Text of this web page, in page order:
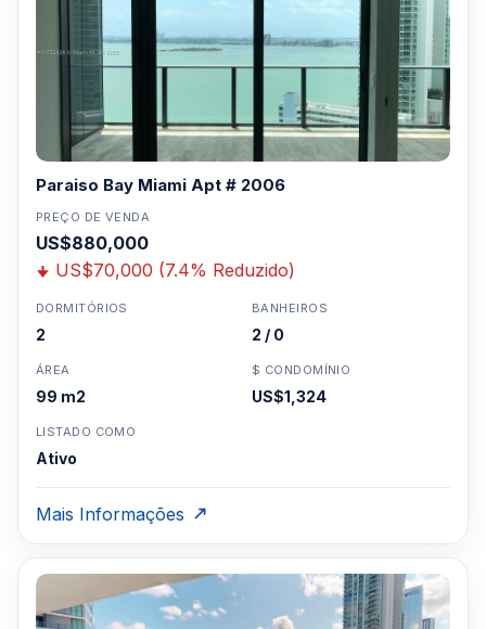
Paraiso Bay Miami Apt # 2006
PREÇO DE VENDA
US$880,000
US$70,000 (7.4% Reduzido)
DORMITÓRIOS
2
BANHEIROS
2 / 0
ÁREA
99 m2
$ CONDOMÍNIO
US$1,324
LISTADO COMO
Ativo
Mais Informações